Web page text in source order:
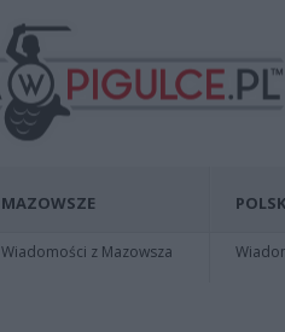
MAZOWSZE
Wiadomości z Mazowsza